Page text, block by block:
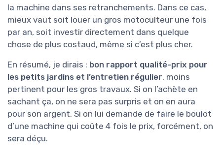
la machine dans ses retranchements. Dans ce cas,
mieux vaut soit louer un gros motoculteur une fois
par an, soit investir directement dans quelque
chose de plus costaud, même si c’est plus cher.
En résumé, je dirais : bon rapport qualité-prix pour
les petits jardins et l’entretien régulier, moins
pertinent pour les gros travaux. Si on l’achète en
sachant ça, on ne sera pas surpris et on en aura
pour son argent. Si on lui demande de faire le boulot
d’une machine qui coûte 4 fois le prix, forcément, on
sera déçu.